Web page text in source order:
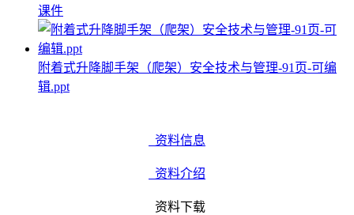
课件
附着式升降脚手架（爬架）安全技术与管理-91页-可编
辑.ppt
资料信息
资料介绍
资料下载